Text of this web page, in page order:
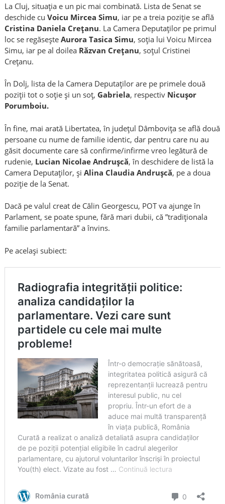
La Cluj, situația e un pic mai combinată. Lista de Senat se
deschide cu Voicu Mircea Simu, iar pe a treia poziție se află
Cristina Daniela Crețanu. La Camera Deputaților pe primul
loc se regăsește Aurora Tasica Simu, soția lui Voicu Mircea
Simu, iar pe al doilea Răzvan Crețanu, soțul Cristinei
Crețanu.
În Dolj, lista de la Camera Deputaților are pe primele două
poziții tot o soție și un soț, Gabriela, respectiv Nicușor
Porumboiu.
În fine, mai arată Libertatea, în județul Dâmbovița se află două
persoane cu nume de familie identic, dar pentru care nu au
găsit documente care să confirme/infirme vreo legătură de
rudenie, Lucian Nicolae Andrușcă, în deschidere de listă la
Camera Deputaților, și Alina Claudia Andrușcă, pe a doua
poziție de la Senat.
Dacă pe valul creat de Călin Georgescu, POT va ajunge în
Parlament, se poate spune, fără mari dubii, că ”tradiționala
familie parlamentară” a învins.
Pe același subiect: